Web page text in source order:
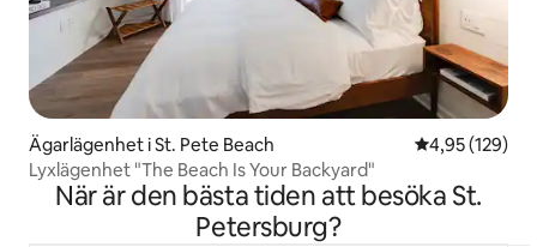
Ägarlägenhet i St. Pete Beach 4,95 av 5 i
4,95 (129)
Lyxlägenhet "The Beach Is Your Backyard"
När är den bästa tiden att besöka St.
Petersburg?